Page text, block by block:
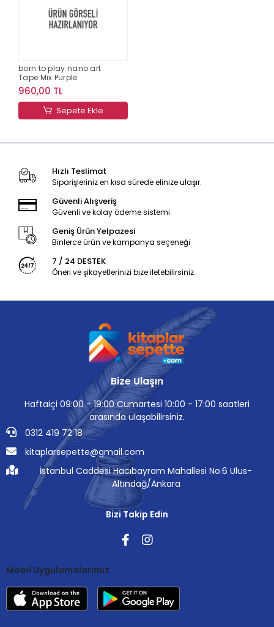
born to play nano art
Tape Mix Purple
960,00 TL
Sepete Ekle
Hızlı Teslimat
Siparişleriniz en kısa sürede elinize ulaşır.
Güvenli Alışveriş
Güvenli ve kolay ödeme sistemi
Geniş Ürün Yelpazesi
Binlerce ürün ve kampanya seçeneği
7 / 24 DESTEK
Öneri ve şikayetlerinizi bize iletebilirsiniz.
Bize Ulaşın
Haftaiçi 09:00 - 19:00 Cumartesi 10:00 - 17:00 saatleri
arasında ulaşabilirsiniz.
0312 419 72 18
kitaplarsepette@gmail.com
İstanbul Caddesi Hacıbayram Mahallesi No:6 Ulus-
Altındağ/Ankara
Bizi Takip Edin
Mobil Uygulamalarımız